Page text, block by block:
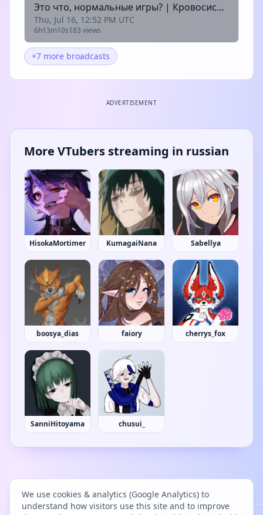
Это что, нормальные игры? | Кровосиси в здании | V Rising | !команды !админка !призыв !sr
Thu, Jul 16, 12:52 PM UTC
6h13m10s183 views
+7 more broadcasts
ADVERTISEMENT
More VTubers streaming in russian
HisokaMortimer KumagaiNana Sabellya
boosya_dias faiory cherrys_fox
SanniHitoyama chusui_
We use cookies & analytics (Google Analytics) to
understand how visitors use this site and to improve